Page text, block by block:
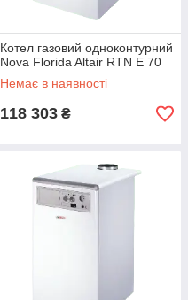
Котел газовий одноконтурний
Nova Florida Altair RTN E 70
Немає в наявності
118 303 ₴